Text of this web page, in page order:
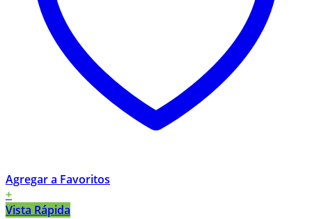
Agregar a Favoritos
+
Vista Rápida